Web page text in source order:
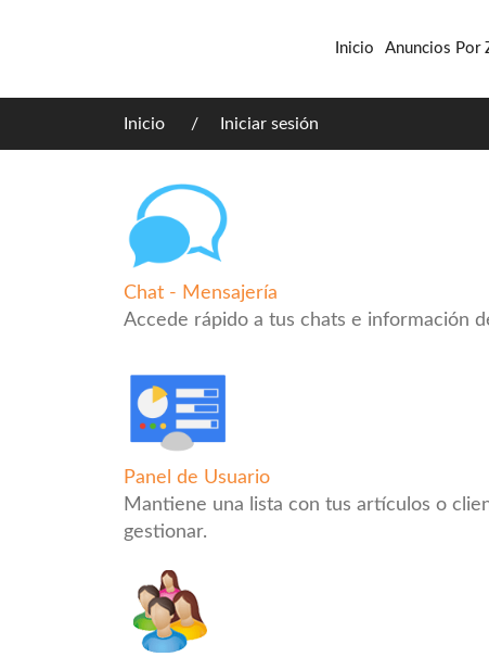
Inicio Anuncios Por
Inicio Iniciar sesión
Chat - Mensajería
Accede rápido a tus chats e información
Panel de Usuario
Mantiene una lista con tus artículos o
gestionar.